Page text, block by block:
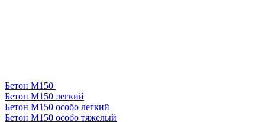
Бетон М150
Бетон М150 легкий
Бетон М150 особо легкий
Бетон М150 особо тяжелый